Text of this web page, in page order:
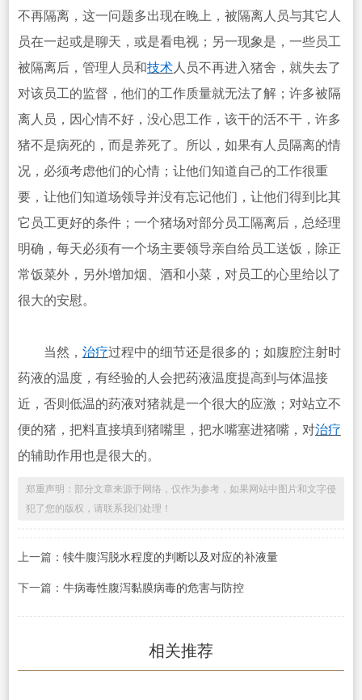
不再隔离，这一问题多出现在晚上，被隔离人员与其它人
员在一起或是聊天，或是看电视；另一现象是，一些员工
被隔离后，管理人员和技术人员不再进入猪舍，就失去了
对该员工的监督，他们的工作质量就无法了解；许多被隔
离人员，因心情不好，没心思工作，该干的活不干，许多
猪不是病死的，而是养死了。所以，如果有人员隔离的情
况，必须考虑他们的心情；让他们知道自己的工作很重
要，让他们知道场领导并没有忘记他们，让他们得到比其
它员工更好的条件；一个猪场对部分员工隔离后，总经理
明确，每天必须有一个场主要领导亲自给员工送饭，除正
常饭菜外，另外增加烟、酒和小菜，对员工的心里给以了
很大的安慰。
当然， 治疗过程中的细节还是很多的；如腹腔注射时
药液的温度，有经验的人会把药液温度提高到与体温接
近，否则低温的药液对猪就是一个很大的应激；对站立不
便的猪，把料直接填到猪嘴里，把水嘴塞进猪嘴，对治疗
的辅助作用也是很大的。
郑重声明：部分文章来源于网络，仅作为参考，如果网站中图片和文字侵
犯了您的版权，请联系我们处理！
上一篇： 犊牛腹泻脱水程度的判断以及对应的补液量
下一篇： 牛病毒性腹泻黏膜病毒的危害与防控
相关推荐